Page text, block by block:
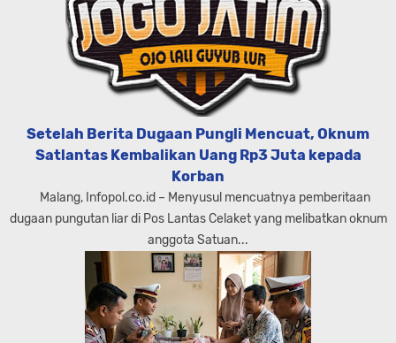
Setelah Berita Dugaan Pungli Mencuat, Oknum
Satlantas Kembalikan Uang Rp3 Juta kepada
Korban
Malang, Infopol.co.id – Menyusul mencuatnya pemberitaan
dugaan pungutan liar di Pos Lantas Celaket yang melibatkan oknum
anggota Satuan...